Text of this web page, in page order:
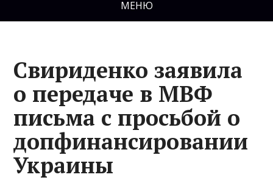
МЕНЮ
Свириденко заявила
о передаче в МВФ
письма с просьбой о
допфинансировании
Украины